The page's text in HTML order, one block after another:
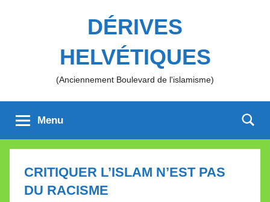
DÉRIVES
HELVÉTIQUES
(Anciennement Boulevard de l'islamisme)
Menu
CRITIQUER L’ISLAM N’EST PAS
DU RACISME